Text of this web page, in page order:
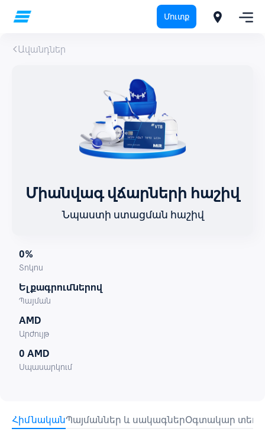
Մուտք
Ավանդներ
Միանվագ վճարների հաշիվ
Նպաստի ստացման հաշիվ
0%
Տոկոս
Ելքագրումներով
Պայման
AMD
Արժույթ
0 AMD
Սպասարկում
ՀիմնականՊայմաններ և սակագներՕգտակար